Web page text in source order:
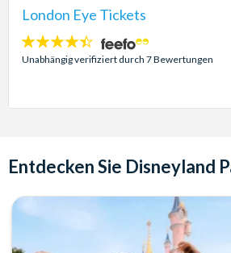
London Eye Tickets
4.4
Sterne:
Unabhängig verifiziert durch 7 Bewertungen
Entdecken Sie Disneyland